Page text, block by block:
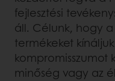
fejlesztési
áll. Célunk, hogy
termékeket
kompromisszumot
minőség vagy az